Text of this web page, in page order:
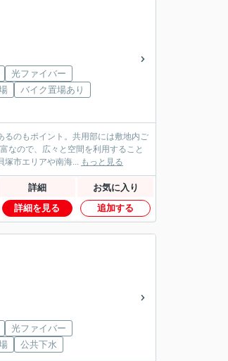
光ファイバー
バイク置場あり
るのもポイント。共用部には敷地内ご
なので、広々と空間を利用すること
塚市エリアや南海... もっと見る
詳細 お気に入り
詳細を見る 追加する
光ファイバー
公共下水